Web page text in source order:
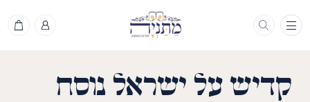
תפריט
קדיש על ישראל נוסח